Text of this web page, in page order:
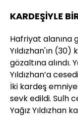
KARDEŞİYLE
Hafriyat alanına
Yıldızhan'ın (30)
gözaltına alındı.
Yıldızhan’a
İki kardeş
sevk edildi. Sulh
Yağız Yıldızhan